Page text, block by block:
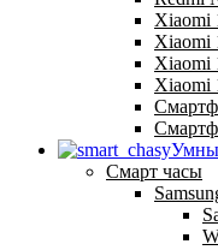
Xiaomi
Xiaomi
Xiaomi
Xiaomi
Смарт часы